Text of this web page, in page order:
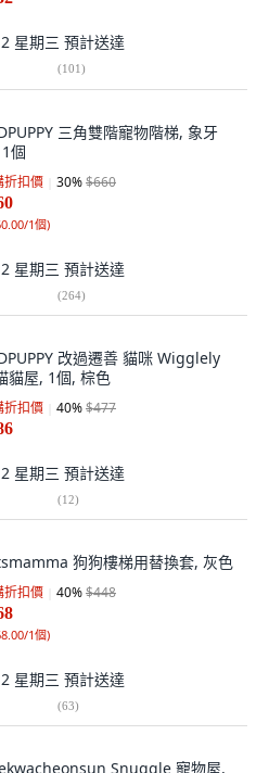
星期三 預計送達
(101)
三角雙階寵物階梯, 象牙
個
折扣價 30%$660
1個)
星期三 預計送達
(264)
改過遷善 貓咪 Wigglely
貓屋, 1個, 棕色
折扣價 40%$477
星期三 預計送達
(12)
狗狗樓梯用替換套, 灰色
折扣價 40%$448
1個)
星期三 預計送達
(63)
Snuggle 寵物屋,